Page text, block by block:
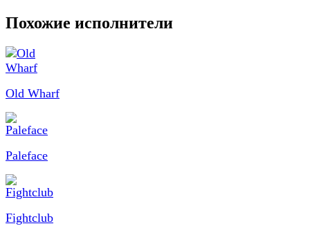
Похожие исполнители
Old Wharf
Paleface
Fightclub